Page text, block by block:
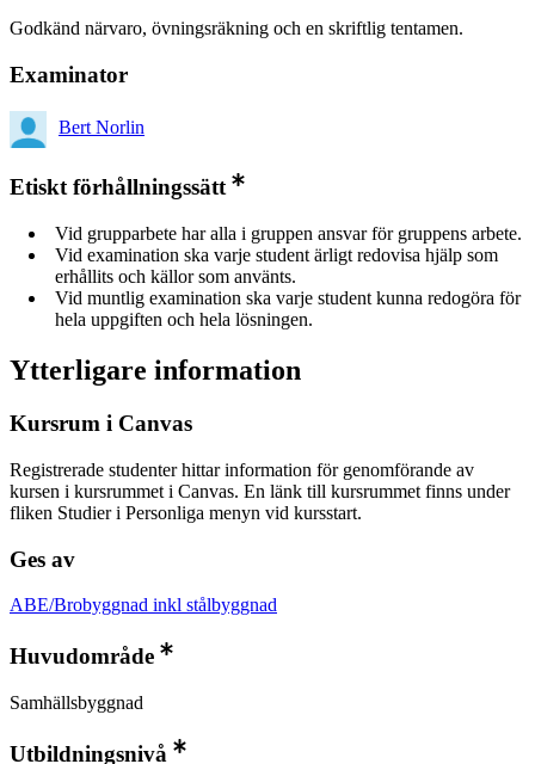
Godkänd närvaro, övningsräkning och en skriftlig tentamen.
Examinator
Bert Norlin
Etiskt förhållningssätt
Vid grupparbete har alla i gruppen ansvar för gruppens arbete.
Vid examination ska varje student ärligt redovisa hjälp som
erhållits och källor som använts.
Vid muntlig examination ska varje student kunna redogöra för
hela uppgiften och hela lösningen.
Ytterligare information
Kursrum i Canvas
Registrerade studenter hittar information för genomförande av
kursen i kursrummet i Canvas. En länk till kursrummet finns under
fliken Studier i Personliga menyn vid kursstart.
Ges av
ABE/Brobyggnad inkl stålbyggnad
Huvudområde
Samhällsbyggnad
Utbildningsnivå